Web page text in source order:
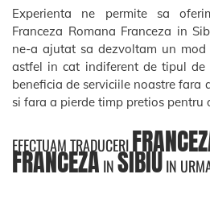
Experienta ne permite sa
Franceza Romana Franceza in
ne-a ajutat sa dezvoltam un
astfel in cat indiferent de tipul de
beneficia de serviciile noastre fara
si fara a pierde timp pretios pentru
EFECTUAM TRADUCERI
FRANCEZAINSIBIUIN